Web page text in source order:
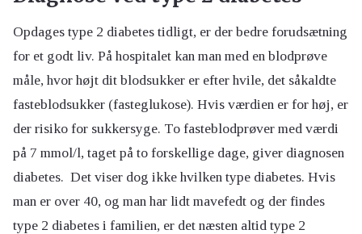
Opdages type 2 diabetes tidligt, er der bedre forudsætning
for et godt liv. På hospitalet kan man med en blodprøve
måle, hvor højt dit blodsukker er efter hvile, det såkaldte
fasteblodsukker (fasteglukose). Hvis værdien er for høj, er
der risiko for sukkersyge. To fasteblodprøver med værdi
på 7 mmol/l, taget på to forskellige dage, giver diagnosen
diabetes. Det viser dog ikke hvilken type diabetes. Hvis
man er over 40, og man har lidt mavefedt og der findes
type 2 diabetes i familien, er det næsten altid type 2